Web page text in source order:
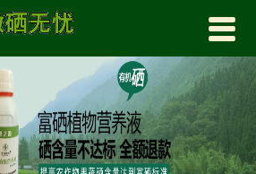
关于我们
产品展示
富硒项目
